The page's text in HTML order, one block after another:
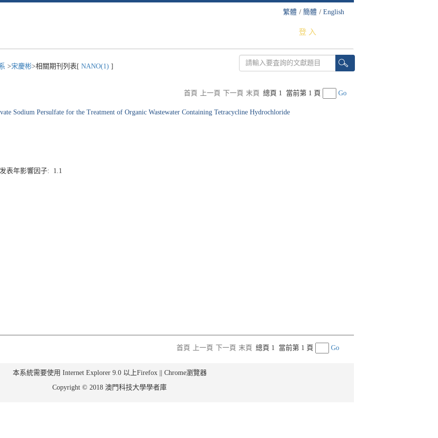
繁體 / 簡體 / English
登 入
>宋慶彬>相關期刊列表[ NANO(1) ]
首頁 上一頁 下一頁 末頁 總頁 1 當前第 1 頁 Go
Sodium Persulfate for the Treatment of Organic Wastewater Containing Tetracycline Hydrochloride
表年影響因子: 1.1
首頁
上一頁 下一頁 末頁 總頁 1 當前第 1 頁 Go
本系統需要使用 Internet Explorer 9.0 以上Firefox || Chrome瀏覽器
Copyright © 2018 澳門科技大學學者庫